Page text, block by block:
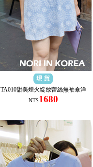
TA010甜美煙火綻放蕾絲無袖傘洋
NT$1680